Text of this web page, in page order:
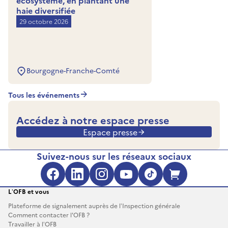
haie diversifiée
29 octobre 2026
Bourgogne-Franche-Comté
Tous les événements
Accédez à notre espace presse
Espace presse
Suivez-nous sur les réseaux sociaux
Facebook (s'ouvre dans une
LinkedIn (s'ouvre dans
Instagram (s'ouvre
YouTube
TikTok
L’OFB et vous
Plateforme de signalement auprès de l’Inspection générale
Comment contacter l'OFB ?
Travailler à l’OFB